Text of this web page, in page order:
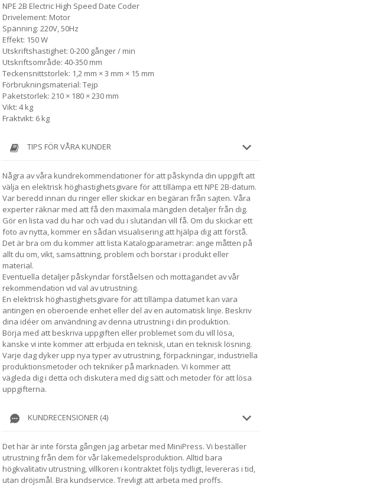
NPE 2B Electric High Speed Date Coder
Drivelement: Motor
Spänning: 220V, 50Hz
Effekt: 150 W
Utskriftshastighet: 0-200 gånger / min
Utskriftsområde: 40-350 mm
Teckensnittstorlek: 1,2 mm × 3 mm × 15 mm
Förbrukningsmaterial: Tejp
Paketstorlek: 210 × 180 × 230 mm
Vikt: 4 kg
Fraktvikt: 6 kg
TIPS FÖR VÅRA KUNDER
Några av våra kundrekommendationer för att påskynda din uppgift att
välja en elektrisk höghastighetsgivare för att tillämpa ett NPE 2B-datum.
Var beredd innan du ringer eller skickar en begäran från sajten. Våra
experter räknar med att få den maximala mängden detaljer från dig.
Gör en lista vad du har och vad du i slutändan vill få. Om du skickar ett
foto av nytta, kommer en sådan visualisering att hjälpa dig att förstå.
Det är bra om du kommer att lista Katalogparametrar: ange måtten på
allt du om, vikt, samsättning, problem och borstar i produkt eller
material.
Eventuella detaljer påskyndar förståelsen och mottagandet av vår
rekommendation vid val av utrustning.
En elektrisk höghastighetsgivare för att tillämpa datumet kan vara
antingen en oberoende enhet eller del av en automatisk linje. Beskriv
dina idéer om användning av denna utrustning i din produktion.
Börja med att beskriva uppgiften eller problemet som du vill lösa,
kanske vi inte kommer att erbjuda en teknisk, utan en teknisk lösning.
Varje dag dyker upp nya typer av utrustning, förpackningar, industriella
produktionsmetoder och tekniker på marknaden. Vi kommer att
vägleda dig i detta och diskutera med dig sätt och metoder för att lösa
uppgifterna.
KUNDRECENSIONER (4)
Det här är inte första gången jag arbetar med MiniPress. Vi beställer
utrustning från dem för vår läkemedelsproduktion. Alltid bara
högkvalitativ utrustning, villkoren i kontraktet följs tydligt, levereras i tid,
utan dröjsmål. Bra kundservice. Trevligt att arbeta med proffs.